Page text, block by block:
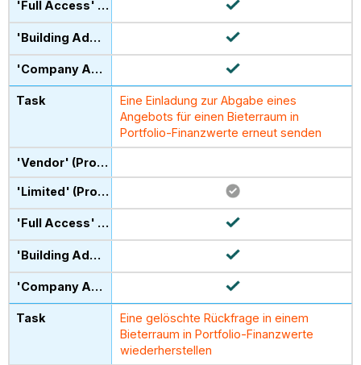
Eine Einladung zur Abgabe eines
Angebots für einen Bieterraum in
Portfolio-Finanzwerte erneut senden
Eine gelöschte Rückfrage in einem
Bieterraum in Portfolio-Finanzwerte
wiederherstellen